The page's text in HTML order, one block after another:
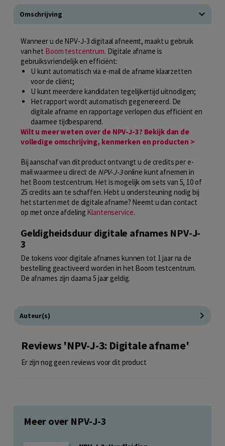
Omschrijving
Wanneer u de NPV-J-3 digitaal afneemt, maakt u gebruik
van het Boom testcentrum. Digitale afname is
gebruiksvriendelijk en efficiënt:
U kunt automatisch via e-mail de afname klaarzetten
voor de cliënt;
U kunt meerdere kandidaten tegelijkertijd uitnodigen;
Het rapport wordt automatisch gegenereerd. De
digitale afname en rapportage verlopen dus efficiënt en
daarmee tijdbesparend.
Wilt u meer weten over de NPV-J-3? Bekijk dan de
volledige omschrijving, kenmerken en producten >
Bij aanschaf van dit product ontvangt u de credits per e-
mail waarmee u direct de NPV-J-3online kunt afnemen in
het Boom testcentrum. Het is mogelijk om sets van 5, 10 of
25 credits aan te schaffen. Hebt u ondersteuning nodig bij
het starten met de digitale afname? Neemt u dan contact
op met onze afdeling Klantenservice.
Geldigheidsduur digitale afnames NPV-J-
3
De tokens voor digitale afnames kunnen tot 1 jaar na de
bestelling geactiveerd worden in het Boom testcentrum.
De afnames zijn daarna 5 jaar geldig.
Auteur(s)
Reviews 'NPV-J-3: Digitale afname'
Er zijn nog geen reviews voor dit product
Meer over NPV-J-3